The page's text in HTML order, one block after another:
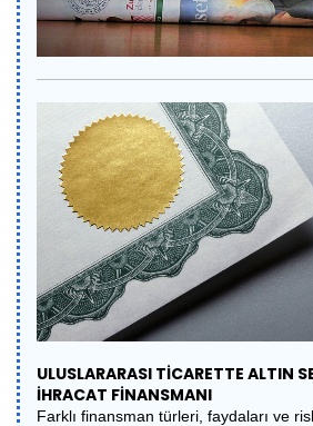
ULUSLARARASI TİCARETTE ALTIN
İHRACAT FİNANSMANI
Farklı finansman türleri, faydaları ve